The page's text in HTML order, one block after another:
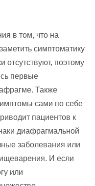
в том, что на
симптоматику
отсутствуют, поэтому
первые
Также
сами по себе
пациентов к
диафрагмальной
заболевания или
И если
или